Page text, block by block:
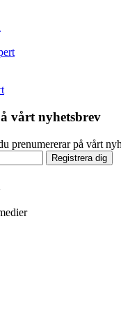
vårt nyhetsbrev
prenumererar på vårt
Registrera dig